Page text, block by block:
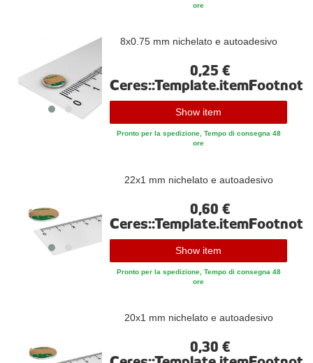
ore
8x0.75 mm nichelato e autoadesivo
0,25 €
Ceres::Template.itemFootnote
Show item
Pronto per la spedizione, Tempo di consegna 48
ore
22x1 mm nichelato e autoadesivo
0,60 €
Ceres::Template.itemFootnote
Show item
Pronto per la spedizione, Tempo di consegna 48
ore
20x1 mm nichelato e autoadesivo
0,30 €